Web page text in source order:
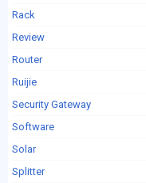
Rack
Review
Router
Ruijie
Security Gateway
Software
Solar
Splitter